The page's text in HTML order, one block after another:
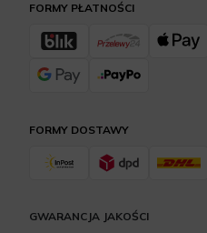
FORMY DOSTAWY
FORMY PŁATNOŚCI
GWARANCJA JAKOŚCI